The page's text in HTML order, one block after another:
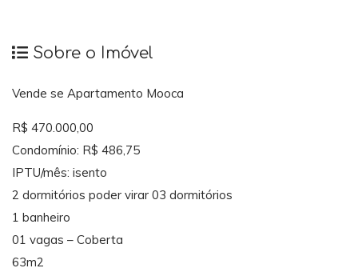
Sobre o Imóvel
Vende se Apartamento Mooca
R$ 470.000,00
Condomínio: R$ 486,75
IPTU/mês: isento
2 dormitórios poder virar 03 dormitórios
1 banheiro
01 vagas – Coberta
63m2